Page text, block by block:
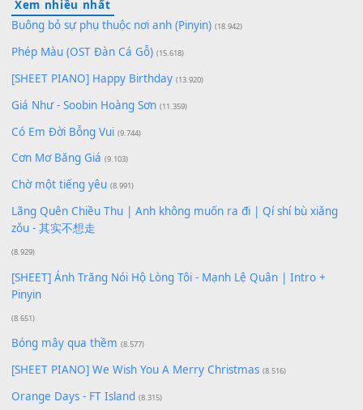
Lượt xem: 96
Để lại một bình luận
đăng nhập để gửi bình luận.
Buông bỏ sự phụ thuộc nơi anh (Pinyin)
[SHEET PIANO] Happy Birthday
Giá Như - Soobin Hoàng Sơn
Có Em Đời Bỗng Vui
Cơn Mơ Băng Giá
Chờ một tiếng yêu (8.991)
Lãng Quên Chiều Thu | Anh không muốn ra đi | Qí shí bù
zǒu - 其实不想走